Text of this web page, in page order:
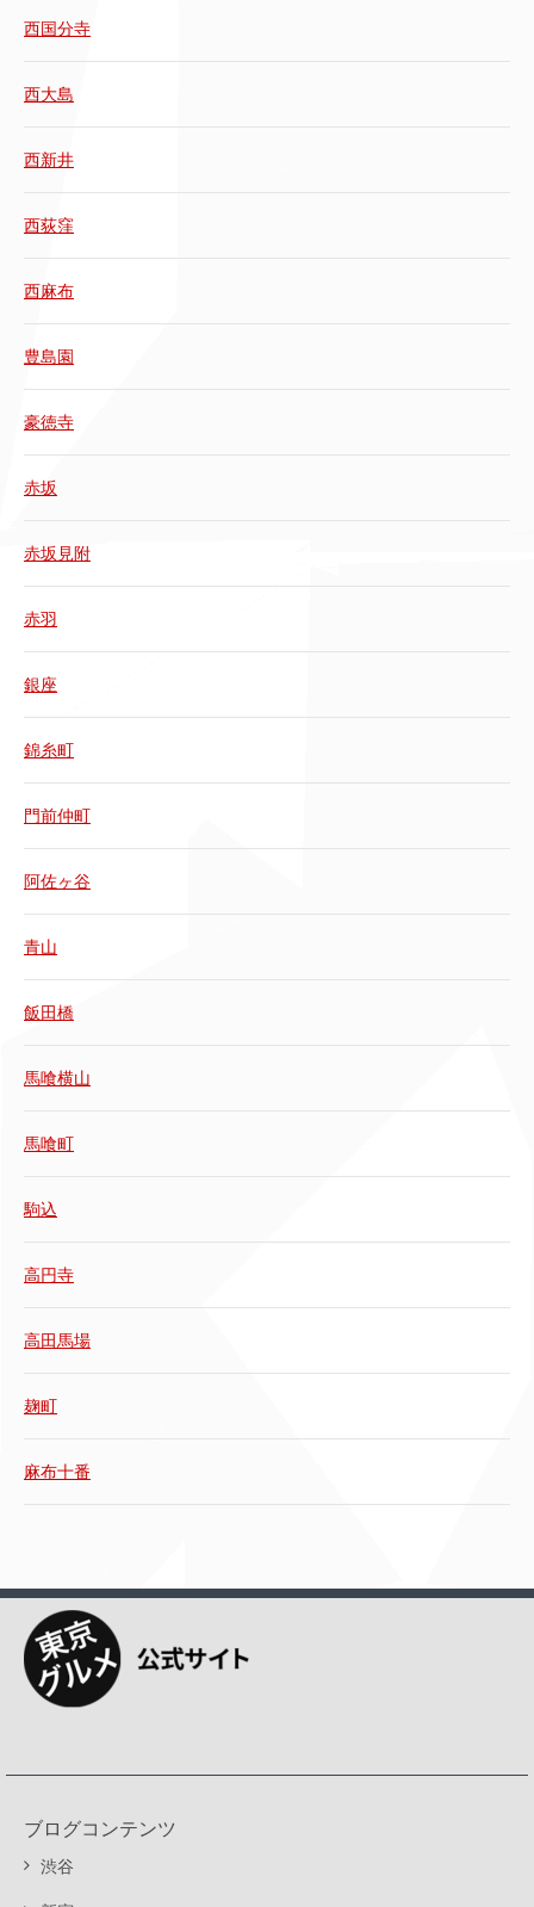
西国分寺
西大島
西新井
西荻窪
西麻布
豊島園
豪徳寺
赤坂
赤坂見附
赤羽
銀座
錦糸町
門前仲町
阿佐ヶ谷
青山
飯田橋
馬喰横山
馬喰町
駒込
高円寺
高田馬場
麹町
麻布十番
ブログコンテンツ
渋谷